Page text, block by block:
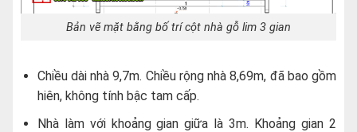
Bản vẽ mặt bằng bố trí cột nhà gỗ lim 3 gian
Chiều dài nhà 9,7m. Chiều rộng nhà 8,69m, đã bao gồm
hiên, không tính bậc tam cấp.
Nhà làm với khoảng gian giữa là 3m. Khoảng gian 2